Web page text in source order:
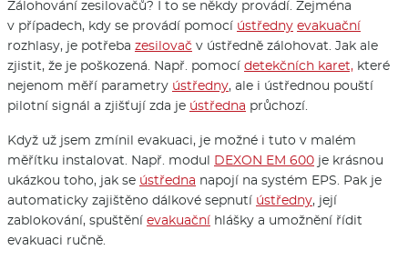
Zálohování zesilovačů? I to se někdy provádí. Zejména
v případech, kdy se provádí pomocí ústředny evakuační
rozhlasy, je potřeba zesilovač v ústředně zálohovat. Jak ale
zjistit, že je poškozená. Např. pomocí detekčních karet, které
nejenom měří parametry ústředny, ale i ústřednou pouští
pilotní signál a zjišťují zda je ústředna průchozí.
Když už jsem zmínil evakuaci, je možné i tuto v malém
měřítku instalovat. Např. modul DEXON EM 600 je krásnou
ukázkou toho, jak se ústředna napojí na systém EPS. Pak je
automaticky zajištěno dálkové sepnutí ústředny, její
zablokování, spuštění evakuační hlášky a umožnění řídit
evakuaci ručně.